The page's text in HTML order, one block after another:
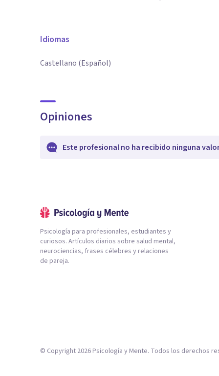
Idiomas
Castellano (Español)
Opiniones
Este profesional no ha recibido ninguna
Psicología para profesionales, estudiantes y
curiosos. Artículos diarios sobre salud mental,
neurociencias, frases célebres y relaciones
de pareja.
© Copyright 2026Psicología y Mente. Todos los derechos